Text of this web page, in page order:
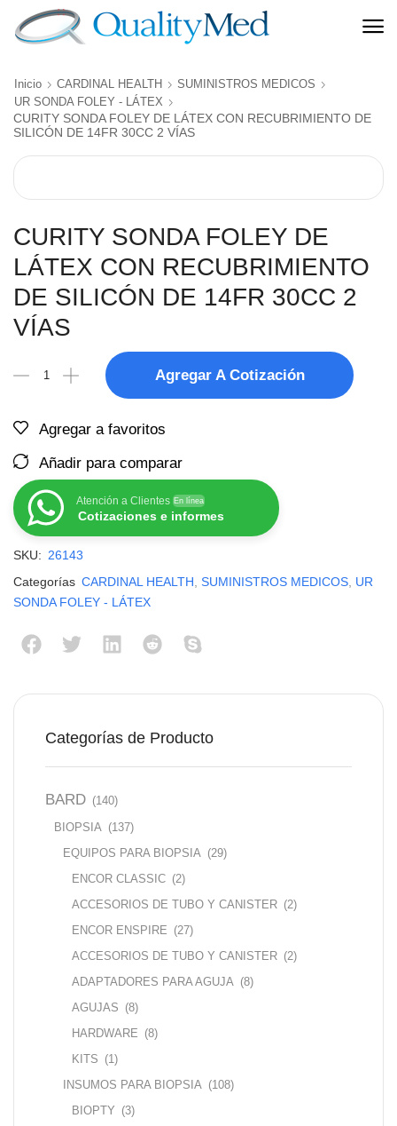
Inicio CARDINAL HEALTH
SUMINISTROS MEDICOS
UR SONDA FOLEY - LÁTEX
CURITY SONDA FOLEY DE LÁTEX CON RECUBRIMIENTO DE
SILICÓN DE 14FR 30CC 2 VÍAS
CURITY SONDA FOLEY DE
LÁTEX CON RECUBRIMIENTO
DE SILICÓN DE 14FR 30CC 2
VÍAS
Agregar A Cotización
Agregar a favoritos
Añadir para comparar
Atención a Clientes En línea
Cotizaciones e informes
SKU: 26143
Categorías CARDINAL HEALTH SUMINISTROS MEDICOS UR
SONDA FOLEY - LÁTEX
Categorías de Producto
BARD (140)
BIOPSIA (137)
EQUIPOS PARA BIOPSIA (29)
ENCOR CLASSIC (2)
ACCESORIOS DE TUBO Y CANISTER (2)
ENCOR ENSPIRE (27)
ACCESORIOS DE TUBO Y CANISTER (2)
ADAPTADORES PARA AGUJA (8)
AGUJAS (8)
HARDWARE (8)
KITS (1)
INSUMOS PARA BIOPSIA (108)
BIOPTY (3)